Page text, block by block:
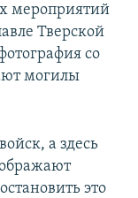
мероприятий
Тверской
со
могилы
а здесь
это